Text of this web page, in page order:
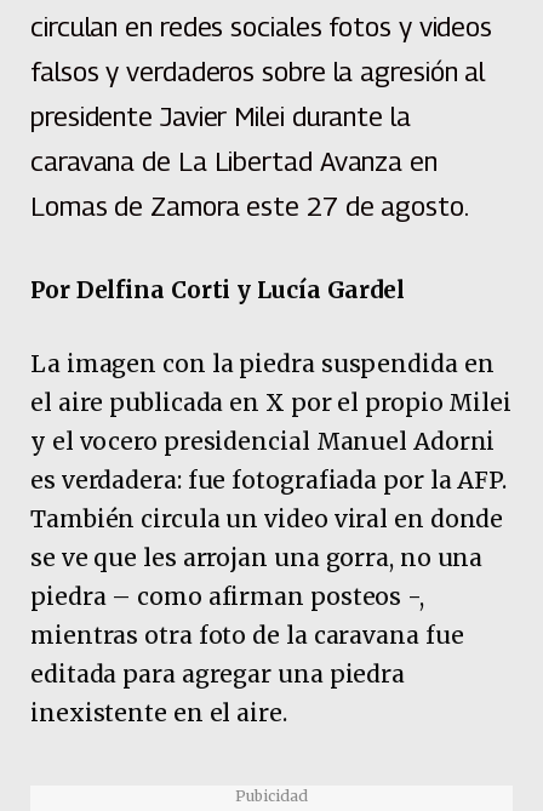
circulan en redes sociales fotos y videos
falsos y verdaderos sobre la agresión al
presidente Javier Milei durante la
caravana de La Libertad Avanza en
Lomas de Zamora este 27 de agosto.
Por Delfina Corti y Lucía Gardel
La imagen con la piedra suspendida en
el aire publicada en X por el propio Milei
y el vocero presidencial Manuel Adorni
es verdadera: fue fotografiada por la AFP.
También circula un video viral en donde
se ve que les arrojan una gorra, no una
piedra – como afirman posteos -,
mientras otra foto de la caravana fue
editada para agregar una piedra
inexistente en el aire.
Pubicidad